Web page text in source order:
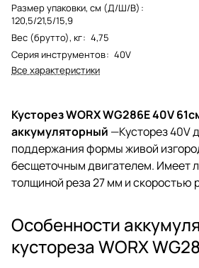
Размер упаковки, см (Д/Ш/В) :
120,5/21,5/15,9
Вес (брутто), кг: 4,75
Серия инструментов: 40V
Все характеристики
Кусторез WORX WG286E 40V
аккумуляторный —Кусторез 40V
поддержания формы живой
бесщеточным двигателем. Имеет
толщиной реза 27 мм и скоростью
Особенности
кустореза WORX